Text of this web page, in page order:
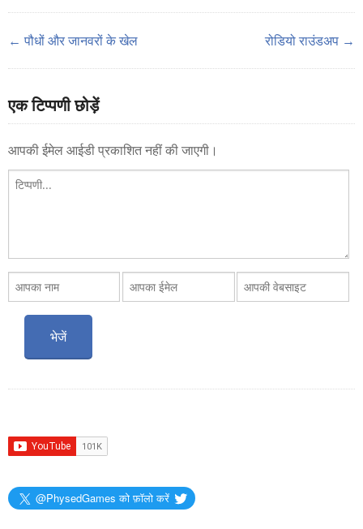
← पौधों और जानवरों के खेल रोडियो राउंडअप →
एक टिप्पणी छोड़ें
आपकी ईमेल आईडी प्रकाशित नहीं की जाएगी।
@PhysedGames को फ़ॉलो करें